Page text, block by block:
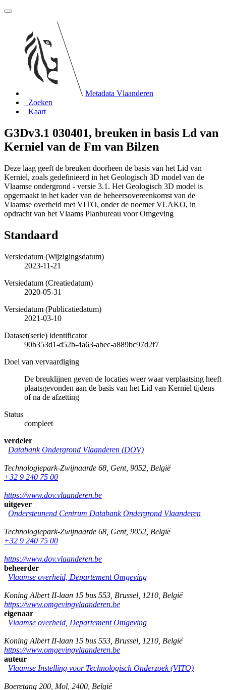
Metadata Vlaanderen
Zoeken
Kaart
G3Dv3.1 030401, breuken in basis Ld van
Kerniel van de Fm van Bilzen
Deze laag geeft de breuken doorheen de basis van het Lid van
Kerniel, zoals gedefinieerd in het Geologisch 3D model van de
Vlaamse ondergrond - versie 3.1. Het Geologisch 3D model is
opgemaakt in het kader van de beheersovereenkomst van de
Vlaamse overheid met VITO, onder de noemer VLAKO, in
opdracht van het Vlaams Planbureau voor Omgeving
Standaard
Versiedatum (Wijzigingsdatum)
2023-11-21
Versiedatum (Creatiedatum)
2020-05-31
Versiedatum (Publicatiedatum)
2021-03-10
Dataset(serie) identificator
90b353d1-d52b-4a63-abec-a889bc97d2f7
Doel van vervaardiging
De breuklijnen geven de locaties weer waar verplaatsing heeft
plaatsgevonden aan de basis van het Lid van Kerniel tijdens
of na de afzetting
Status
compleet
verdeler
Databank Ondergrond Vlaanderen (DOV)
Technologiepark-Zwijnaarde 68 Gent, 9052 België
+32 9 240 75 00
https://www.dov.vlaanderen.be
uitgever
Ondersteunend Centrum Databank Ondergrond Vlaanderen
Technologiepark-Zwijnaarde 68 Gent, 9052 België
+32 9 240 75 00
https://www.dov.vlaanderen.be
beheerder
Vlaamse overheid, Departement Omgeving
Koning Albert II-laan 15 bus 553 Brussel 1210 België
https://www.omgevingvlaanderen.be
eigenaar
Vlaamse overheid, Departement Omgeving
Koning Albert II-laan 15 bus 553 Brussel 1210 België
https://www.omgevingvlaanderen.be
auteur
Vlaamse Instelling voor Technologisch Onderzoek (VITO)
Boeretang 200 Mol 2400 België